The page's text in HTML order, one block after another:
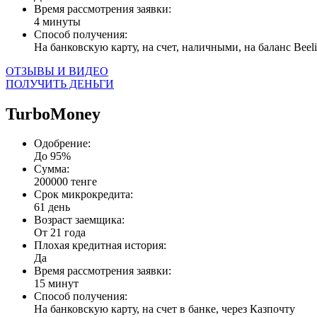
Время рассмотрения заявки:
4 минуты
Способ получения:
На банковскую карту, на счет, наличными, на баланс
ОТЗЫВЫ И ВИДЕО
ПОЛУЧИТЬ ДЕНЬГИ
TurboMoney
Одобрение:
До 95%
Сумма:
200000 тенге
Срок микрокредита:
61 день
Возраст заемщика:
От 21 года
Плохая кредитная история:
Да
Время рассмотрения заявки:
15 минут
Способ получения:
На банковскую карту, на счет в банке, через Казпочту